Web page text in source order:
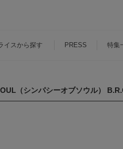
イス から探す PRESS 特集
（シンパシーオブソウル）